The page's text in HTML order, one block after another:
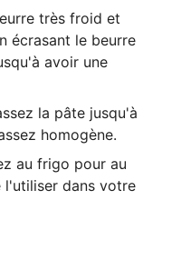
très froid et
écrasant le beurre
avoir une
la pâte jusqu'à
homogène.
au frigo pour au
l'utiliser dans votre